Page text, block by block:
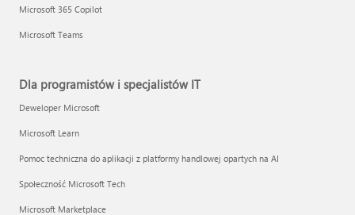
Microsoft 365 Copilot
Microsoft Teams
Dla programistów i specjalistów IT
Deweloper Microsoft
Microsoft Learn
Pomoc techniczna do aplikacji z platformy handlowej opartych na AI
Społeczność Microsoft Tech
Microsoft Marketplace